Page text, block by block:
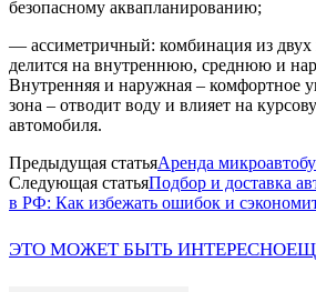
безопасному аквапланированию;
— ассиметричный: комбинация из
делится на внутреннюю, среднюю и
Внутренняя и наружная – комфортное
зона – отводит воду и влияет на
автомобиля.
Предыдущая статьяАренда
Следующая статьяПодбор и доставка
в РФ: Как избежать ошибок и
ЭТО МОЖЕТ БЫТЬ ИНТЕРЕСНО